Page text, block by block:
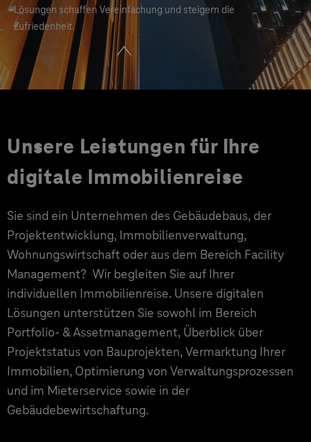
Lösungen schaffen Vereinfachung und steigern die
Zufriedenheit.
Unsere Leistungen für Ihre
digitale Immobilienreise
Sie sind ein Unternehmen des Gebäudebaus, der
Projektentwicklung, Immobilienverwaltung,
Wohnungswirtschaft oder aus dem Bereich Facility
Management? Wir begleiten Sie auf Ihrer
individuellen Immobilienreise. Unsere digitalen
Lösungen unterstützen Sie sowohl im Bereich
Portfolio- & Assetmanagement, Überblick über
Projektstatus von Bauprojekten, Vermarktung Ihrer
Immobilien, Optimierung von Verwaltungsprozessen
und im Mieterservice sowie in der
Gebäudebewirtschaftung.